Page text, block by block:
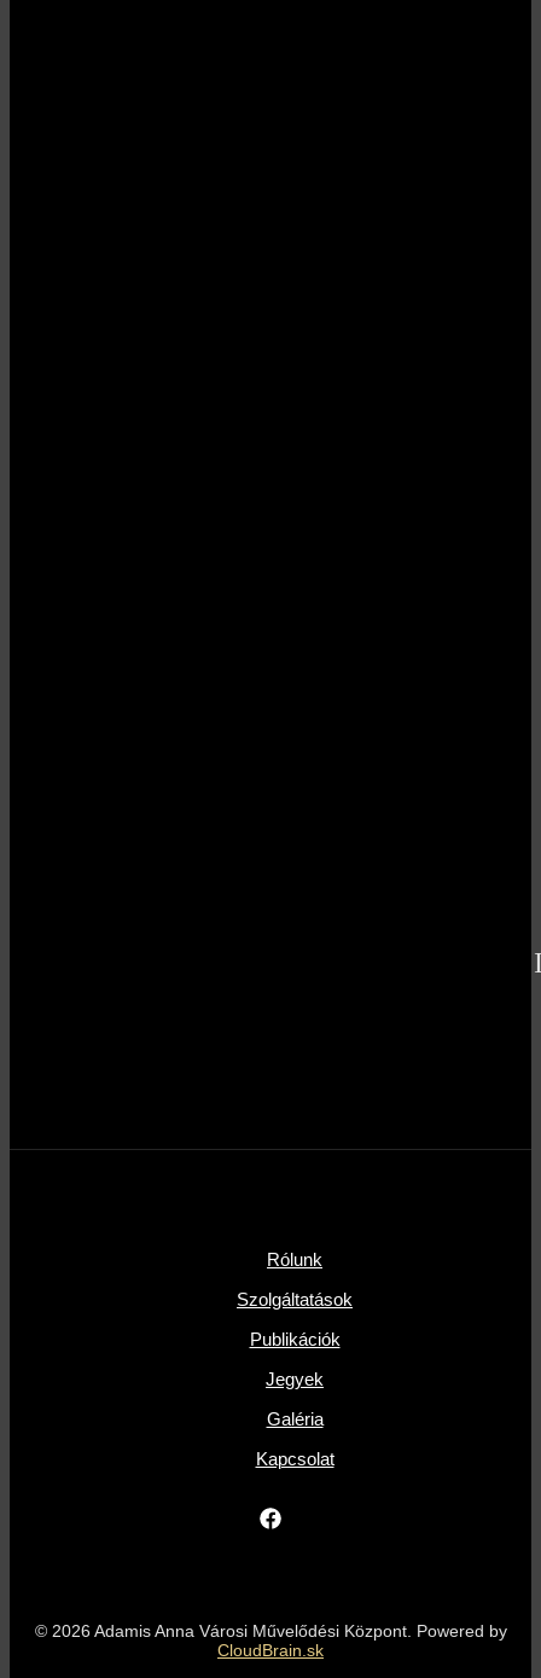
Rólunk
Szolgáltatások
Publikációk
Jegyek
Galéria
Kapcsolat
© 2026 Adamis Anna Városi Művelődési Központ. Powered by
CloudBrain.sk